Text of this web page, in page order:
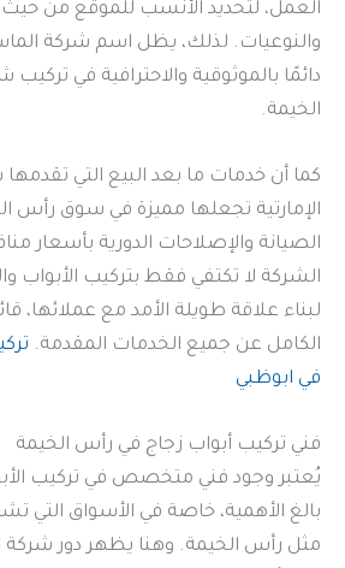
العمل، لتحديد الأنسب للموقع من
والنوعيات. لذلك، يظل اسم شركة
دائمًا بالموثوقية والاحترافية في
الخيمة.
كما أن خدمات ما بعد البيع التي
الإمارتية تجعلها مميزة في سوق رأس
الصيانة والإصلاحات الدورية بأسعار
الشركة لا تكتفي فقط بتركيب الأبواب
لبناء علاقة طويلة الأمد مع عملائها،
الكامل عن جميع الخدمات المقدمة.
في ابوظبي
فني تركيب أبواب زجاج في رأس الخيمة
يُعتبر وجود فني متخصص في تركيب
بالغ الأهمية، خاصة في الأسواق التي
مثل رأس الخيمة. وهنا يظهر دور شركة